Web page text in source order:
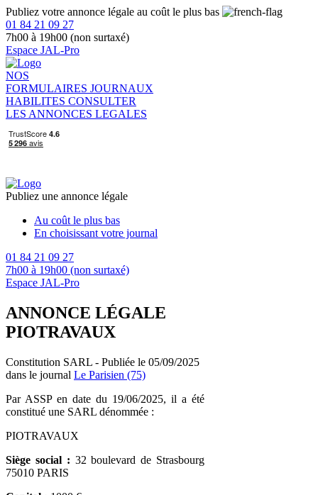
Publiez votre annonce légale au coût le plus bas
01 84 21 09 27
7h00 à 19h00 (non surtaxé)
Espace JAL-Pro
NOS
FORMULAIRES JOURNAUX
HABILITES CONSULTER
LES ANNONCES LEGALES
Publiez une annonce légale
Au coût le plus bas
En choisissant votre journal
01 84 21 09 27
7h00 à 19h00 (non surtaxé)
Espace JAL-Pro
ANNONCE LÉGALE
PIOTRAVAUX
Constitution SARL - Publiée le 05/09/2025
dans le journal Le Parisien (75)
Par ASSP en date du 19/06/2025, il a été
constitué une SARL dénommée :
PIOTRAVAUX
Siège social : 32 boulevard de Strasbourg
75010 PARIS